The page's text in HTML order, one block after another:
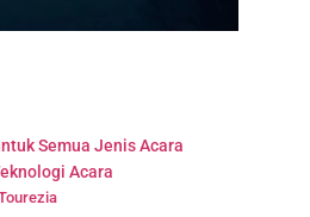
Semua Jenis Acara
Acara